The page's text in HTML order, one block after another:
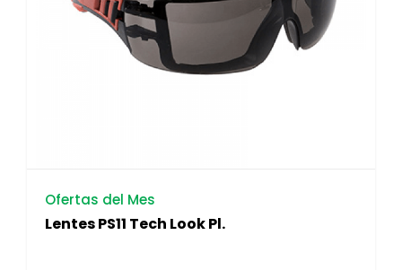
Ofertas del Mes
Lentes PS11 Tech Look Pl.